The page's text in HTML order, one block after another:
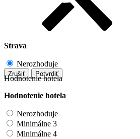
Strava
Nerozhoduje
Zrušiť Potvrdiť
Hodnotenie hotela
Hodnotenie hotela
Nerozhoduje
Minimálne 3
Minimálne 4